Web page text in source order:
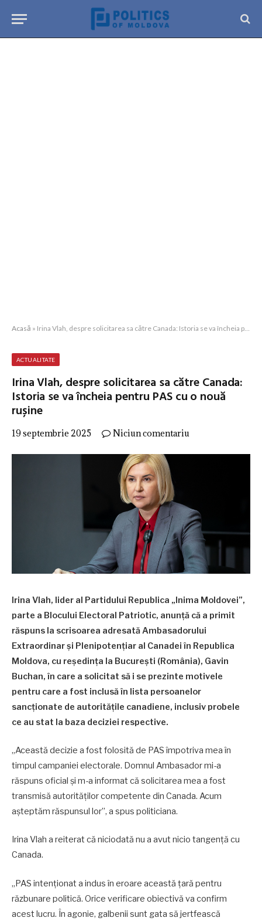
Acasă » Irina Vlah, despre solicitarea sa către Canada: Istoria se va încheia pentru PAS cu o nouă rușine
ACTUALITATE
Irina Vlah, despre solicitarea sa către Canada:
Istoria se va încheia pentru PAS cu o nouă
rușine
19 septembrie 2025 Niciun comentariu
Irina Vlah, lider al Partidului Republica „Inima Moldovei”,
parte a Blocului Electoral Patriotic, anunță că a primit
răspuns la scrisoarea adresată Ambasadorului
Extraordinar şi Plenipotenţiar al Canadei în Republica
Moldova, cu reşedinţa la Bucureşti (România), Gavin
Buchan, în care a solicitat să i se prezinte motivele
pentru care a fost inclusă în lista persoanelor
sancţionate de autorităţile canadiene, inclusiv probele
ce au stat la baza deciziei respective.
„Această decizie a fost folosită de PAS împotriva mea în
timpul campaniei electorale. Domnul Ambasador mi-a
răspuns oficial şi m-a informat că solicitarea mea a fost
transmisă autorităţilor competente din Canada. Acum
aşteptăm răspunsul lor”, a spus politiciana.
Irina Vlah a reiterat că niciodată nu a avut nicio tangenţă cu
Canada.
„PAS intenționat a indus în eroare această țară pentru
răzbunare politică. Orice verificare obiectivă va confirm
acest lucru. În agonie, galbenii sunt gata să jertfească